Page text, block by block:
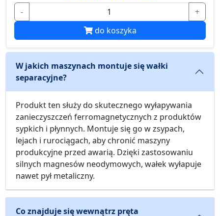
-
+
do koszyka
W jakich maszynach montuje się wałki
separacyjne?
Produkt ten służy do skutecznego wyłapywania
zanieczyszczeń ferromagnetycznych z produktów
sypkich i płynnych. Montuje się go w zsypach,
lejach i rurociągach, aby chronić maszyny
produkcyjne przed awarią. Dzięki zastosowaniu
silnych magnesów neodymowych, wałek wyłapuje
nawet pył metaliczny.
Co znajduje się wewnątrz pręta